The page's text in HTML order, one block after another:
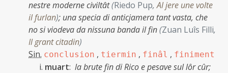
nestre moderne civiltât(Riedo Pup,Al jere une volte
il furlan); una specia di anticjamera tant vasta, che
no si viodeva da nissuna banda il fin(Zuan Luîs Filli,
Il grant citadin)
Sin. conclusion , tiermin , finâl , finiment
muart: la brute fin di Rico e pesave sul lôr cûr;